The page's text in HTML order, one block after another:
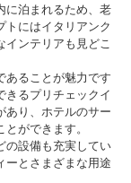
に泊まれるため、老
トにはイタリアンク
インテリアも見どこ
あることが魅力です
きるプリチェックイ
あり、ホテルのサー
ができます。
の設備も充実してい
ーとさまざまな用途